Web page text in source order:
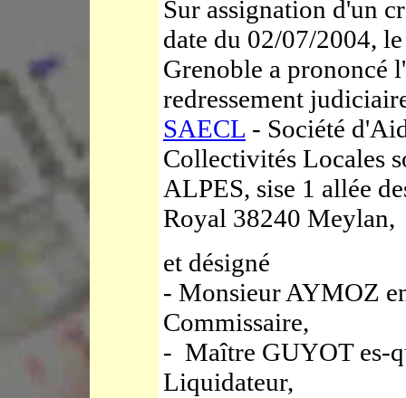
Sur assignation d'un
date du 02/07/2004,
Grenoble a prononcé
redressement
SAECL - Société
Collectivités Locales
ALPES, sise 1 allée
Royal 38240 Meylan,
et désigné
- Monsieur AYMOZ
Commissaire,
- Maître GUYOT es-
Liquidateur,